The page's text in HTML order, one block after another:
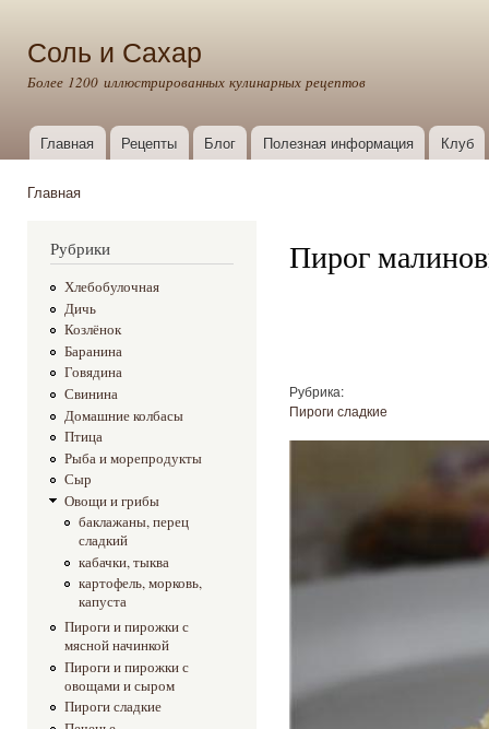
Соль и Сахар
Более 1200 иллюстрированных кулинарных рецептов
Главное меню
Главная Рецепты Блог Полезная информация Клуб
Главная
Рубрики
Хлебобулочная
Дичь
Козлёнок
Баранина
Говядина
Свинина
Домашние колбасы
Птица
Рыба и морепродукты
Сыр
Овощи и грибы
баклажаны, перец
сладкий
кабачки, тыква
картофель, морковь,
капуста
Пироги и пирожки с
мясной начинкой
Пироги и пирожки с
овощами и сыром
Пироги сладкие
Пирог
Рубрика:
Пироги сладкие